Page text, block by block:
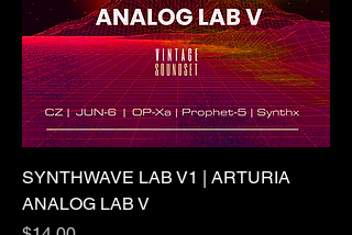
SYNTHWAVE LAB V1 | ARTURIA
ANALOG LAB V